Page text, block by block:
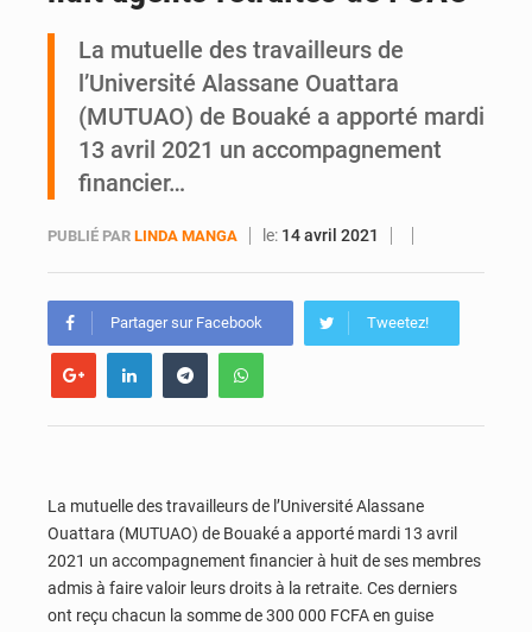
La mutuelle des travailleurs de
l’Université Alassane Ouattara
(MUTUAO) de Bouaké a apporté mardi
13 avril 2021 un accompagnement
financier…
PUBLIÉ PAR LINDA MANGA le: 14 avril 2021
Partager sur Facebook Tweetez!
La mutuelle des travailleurs de l’Université Alassane
Ouattara (MUTUAO) de Bouaké a apporté mardi 13 avril
2021 un accompagnement financier à huit de ses membres
admis à faire valoir leurs droits à la retraite. Ces derniers
ont reçu chacun la somme de 300 000 FCFA en guise